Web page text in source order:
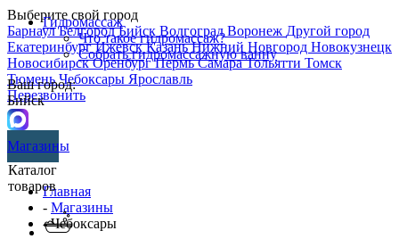
Выберите свой город
БарнаулБелгородБийск ВолгоградВоронеж Другой город
ЕкатеринбургИжевскКазаньНижний Новгород Новокузнецк
НовосибирскОренбургПермьСамараТольятти Томск
ТюменьЧебоксары Ярославль
Перезвонить
Гидромассаж
Что такое гидромассаж?
Собрать гидромассажную ванну
Ваш город:
Бийск
Магазины
Каталог
товаровГлавная
- Магазины
- Чебоксары